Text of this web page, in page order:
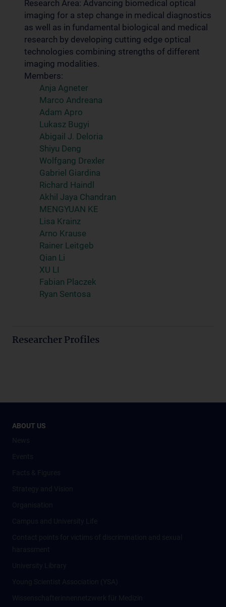
Research Area: Advancing biomedical optical
imaging for a step change in medical diagnostics
as well as in fundamental biological and medical
research by developing cutting edge optical
technologies combining strengths of different
imaging modalities.
Members:
Anja Agneter
Marco Andreana
Adam Apro
Lukasz Bugyi
Abigail J. Deloria
Shiyu Deng
Wolfgang Drexler
Gabriel Giardina
Richard Haindl
Akhil Jaya Chandran
MENGYUAN KE
Lisa Krainz
Arno Krause
Rainer Leitgeb
Qian Li
XU LI
Fabian Placzek
Ryan Sentosa
Researcher Profiles
ABOUT US